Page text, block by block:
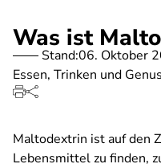
Was ist
Stand:06. Oktober
Essen, Trinken und
Maltodextrin ist auf den
Lebensmittel zu finden,